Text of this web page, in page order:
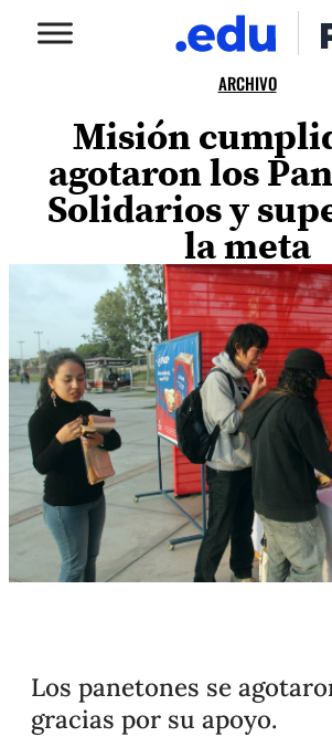
ARCHIVO
Misión
agotaron los
Solidarios y
la meta
Los panetones se
gracias por su apoyo.